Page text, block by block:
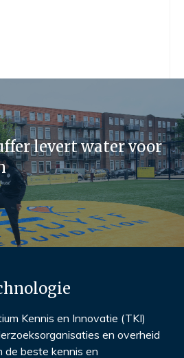
levert water voor
Kennis en Innovatie (TKI)
en overheid
de beste kennis en